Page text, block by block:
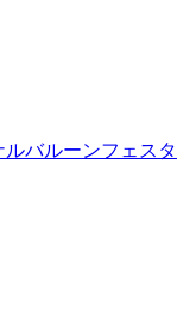
バルーンフェスタ